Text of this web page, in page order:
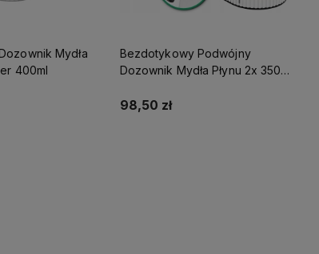
Mydła
400ml
Bezdotykowy Podwójny
Dozownik Mydła Płynu 2x 350ml
98,50 zł